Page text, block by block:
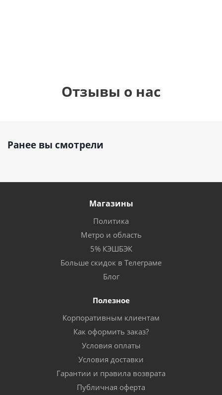
Отзывы о нас
Ранее вы смотрели
Магазины
Политика
Метро и область
5% КЭШБЭК
Больше скидок в Телеграме
Блог
Полезное
Корпоративным клиентам
Как оформить заказ?
Условия оплаты
Условия доставки
Гарантии и правила возврата
Публичная оферта